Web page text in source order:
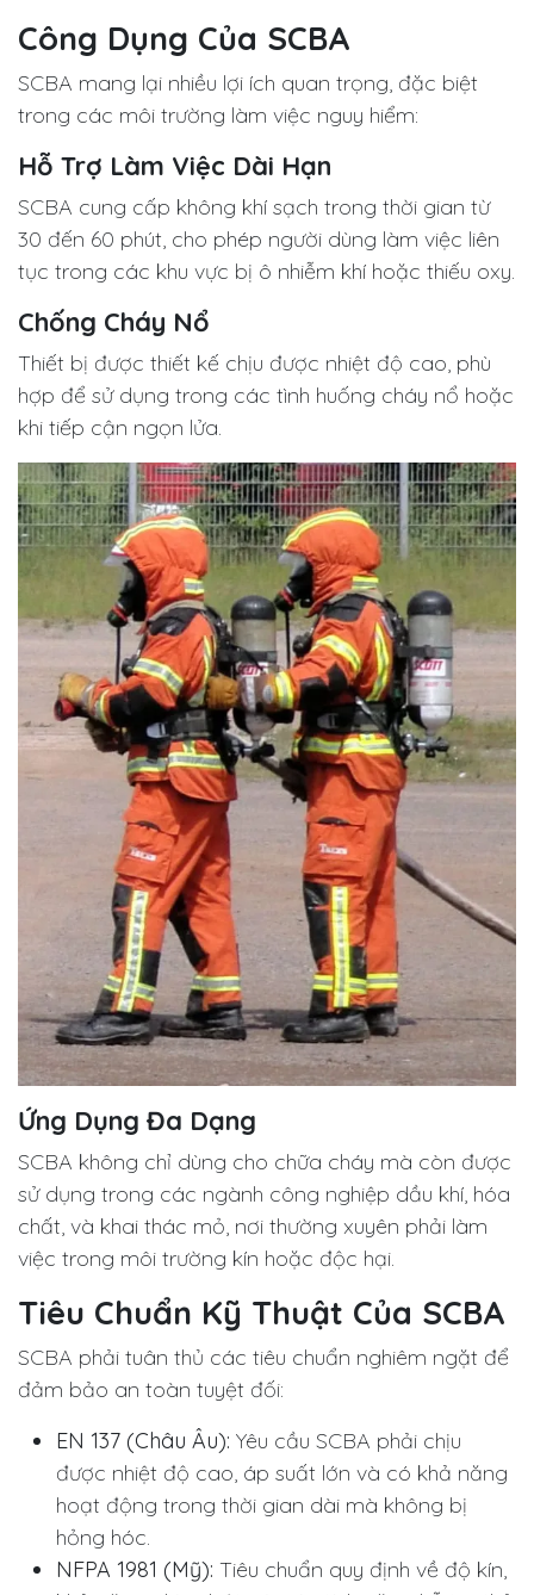
Công Dụng Của SCBA
SCBA mang lại nhiều lợi ích quan trọng, đặc biệt
trong các môi trường làm việc nguy hiểm:
Hỗ Trợ Làm Việc Dài Hạn
SCBA cung cấp không khí sạch trong thời gian từ
30 đến 60 phút, cho phép người dùng làm việc liên
tục trong các khu vực bị ô nhiễm khí hoặc thiếu oxy.
Chống Cháy Nổ
Thiết bị được thiết kế chịu được nhiệt độ cao, phù
hợp để sử dụng trong các tình huống cháy nổ hoặc
khi tiếp cận ngọn lửa.
Ứng Dụng Đa Dạng
SCBA không chỉ dùng cho chữa cháy mà còn được
sử dụng trong các ngành công nghiệp dầu khí, hóa
chất, và khai thác mỏ, nơi thường xuyên phải làm
việc trong môi trường kín hoặc độc hại.
Tiêu Chuẩn Kỹ Thuật Của SCBA
SCBA phải tuân thủ các tiêu chuẩn nghiêm ngặt để
đảm bảo an toàn tuyệt đối:
EN 137 (Châu Âu): Yêu cầu SCBA phải chịu
được nhiệt độ cao, áp suất lớn và có khả năng
hoạt động trong thời gian dài mà không bị
hỏng hóc.
NFPA 1981 (Mỹ): Tiêu chuẩn quy định về độ kín,